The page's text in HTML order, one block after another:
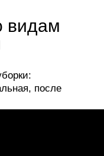
видам
после